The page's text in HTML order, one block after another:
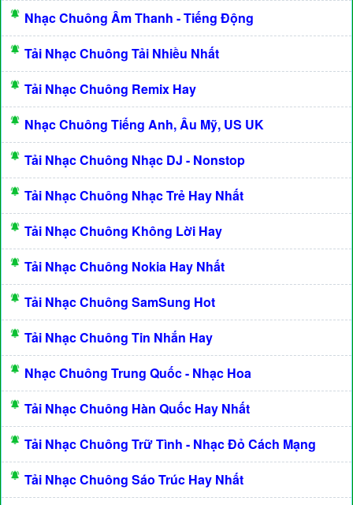
Nhạc Chuông Âm Thanh - Tiếng Động
Tải Nhạc Chuông Tải Nhiều Nhất
Tải Nhạc Chuông Remix Hay
Nhạc Chuông Tiếng Anh, Âu Mỹ, US UK
Tải Nhạc Chuông Nhạc DJ - Nonstop
Tải Nhạc Chuông Nhạc Trẻ Hay Nhất
Tải Nhạc Chuông Không Lời Hay
Tải Nhạc Chuông Nokia Hay Nhất
Tải Nhạc Chuông SamSung Hot
Tải Nhạc Chuông Tin Nhắn Hay
Nhạc Chuông Trung Quốc - Nhạc Hoa
Tải Nhạc Chuông Hàn Quốc Hay Nhất
Tải Nhạc Chuông Trữ Tình - Nhạc Đỏ Cách Mạng
Tải Nhạc Chuông Sáo Trúc Hay Nhất